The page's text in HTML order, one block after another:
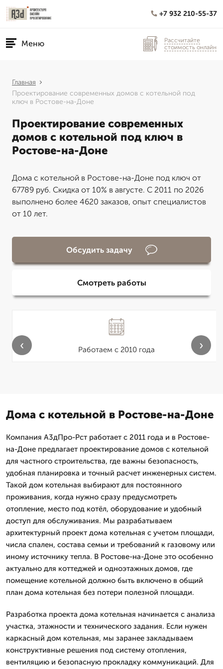
+7 932 210-55-37
Меню
Рассчитайте
стоимость онлайн
Главная
Проектирование современных домов с котельной под
ключ в Ростове-на-Доне
Проектирование современных
домов с котельной под ключ в
Ростове-на-Доне
Дома с котельной в Ростове-на-Доне под ключ от
67789 руб. Скидка от 10% в августе. С 2011 по 2026
выполнено более 4620 заказов, опыт специалистов
от 10 лет.
Обсудить задачу
Смотреть работы
Работаем с 2010 года
‹ ›
Дома с котельной в Ростове-на-Доне
Компания А3дПро-Рст работает с 2011 года и в Ростове-
на-Доне предлагает проектирование домов с котельной
для частного строительства, где важны безопасность,
удобная планировка и точный расчет инженерных систем.
Такой дом котельная выбирают для постоянного
проживания, когда нужно сразу предусмотреть
отопление, место под котёл, оборудование и удобный
доступ для обслуживания. Мы разрабатываем
архитектурный проект дома котельная с учетом площади,
числа спален, состава семьи и требований к газовому или
иному источнику тепла. В Ростове-на-Доне это особенно
актуально для коттеджей и одноэтажных домов, где
помещение котельной должно быть включено в общий
план дома котельная без потери полезной площади.
Разработка проекта дома котельная начинается с анализа
участка, этажности и технического задания. Если нужен
каркасный дом котельная, мы заранее закладываем
конструктивные решения под систему отопления,
вентиляцию и безопасную прокладку коммуникаций. Для